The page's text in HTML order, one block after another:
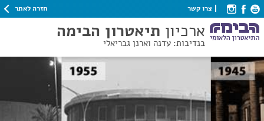
צרו קשר חזרה לאתר
ארכיון תיאטרון הבימה
בנדיבות: עדנה וארנן גבריאלי